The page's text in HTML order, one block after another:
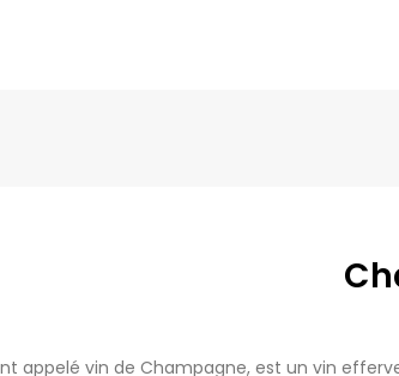
appelé vin de Champagne, est un vin